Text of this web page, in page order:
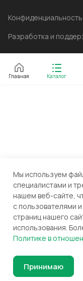
Главная Каталог
Конфиденциальность
Разработка и
Мы используем
специалистами и
нашем веб-сайте,
с пользователями
страниц нашего
использования.
Политике в
Принимаю